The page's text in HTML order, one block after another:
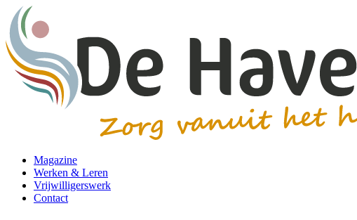
Magazine
Werken & Leren
Vrijwilligerswerk
Contact